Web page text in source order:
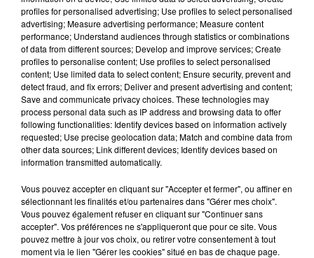
BON PLAN À MONTPELLIER : LA SESSION
D’ESCALADE À 5 € À NE PAS...
profiles for personalised advertising; Use profiles to select personalised
advertising; Measure advertising performance; Measure content
performance; Understand audiences through statistics or combinations
of data from different sources; Develop and improve services; Create
profiles to personalise content; Use profiles to select personalised
content; Use limited data to select content; Ensure security, prevent and
detect fraud, and fix errors; Deliver and present advertising and content;
Save and communicate privacy choices. These technologies may
process personal data such as IP address and browsing data to offer
following functionalities: Identify devices based on information actively
requested; Use precise geolocation data; Match and combine data from
other data sources; Link different devices; Identify devices based on
information transmitted automatically.
Vous pouvez accepter en cliquant sur "Accepter et fermer", ou affiner en
sélectionnant les finalités et/ou partenaires dans "Gérer mes choix".
Vous pouvez également refuser en cliquant sur "Continuer sans
accepter". Vos préférences ne s'appliqueront que pour ce site. Vous
pouvez mettre à jour vos choix, ou retirer votre consentement à tout
moment via le lien "Gérer les cookies" situé en bas de chaque page.